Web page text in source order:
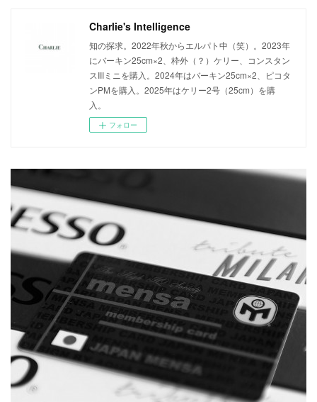
Charlie's Intelligence
知の探求。2022年秋からエルパト中（笑）。2023年
にバーキン25cm×2、枠外（？）ケリー、コンスタン
スIIIミニを購入。2024年はバーキン25cm×2、ピコタ
ンPMを購入。2025年はケリー2号（25cm）を購
入。
フォロー